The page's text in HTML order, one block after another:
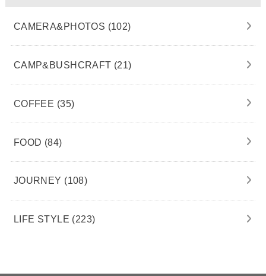
CAMERA&PHOTOS (102)
CAMP&BUSHCRAFT (21)
COFFEE (35)
FOOD (84)
JOURNEY (108)
LIFE STYLE (223)